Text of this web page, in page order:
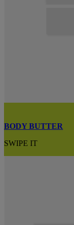
BODY BUTTER
SWIPE IT